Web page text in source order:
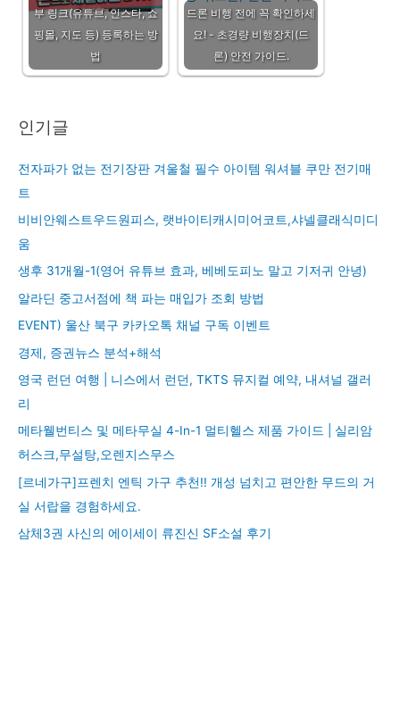
부 링크(유튜브, 인스타, 쇼
핑몰, 지도 등) 등록하는 방
법
드론 비행 전에 꼭 확인하세
요! - 초경량 비행장치(드
론) 안전 가이드.
인기글
전자파가 없는 전기장판 겨울철 필수 아이템 워셔블 쿠만 전기매
트
비비안웨스트우드원피스, 랫바이티캐시미어코트,샤넬클래식미디
움
생후 31개월-1(영어 유튜브 효과, 베베도피노 말고 기저귀 안녕)
알라딘 중고서점에 책 파는 매입가 조회 방법
EVENT) 울산 북구 카카오톡 채널 구독 이벤트
경제, 증권뉴스 분석+해석
영국 런던 여행 | 니스에서 런던, TKTS 뮤지컬 예약, 내셔널 갤러
리
메타웰번티스 및 메타무실 4-In-1 멀티헬스 제품 가이드 | 실리암
허스크,무설탕,오렌지스무스
[르네가구]프렌치 엔틱 가구 추천!! 개성 넘치고 편안한 무드의 거
실 서랍을 경험하세요.
삼체3권 사신의 에이세이 류진신 SF소설 후기